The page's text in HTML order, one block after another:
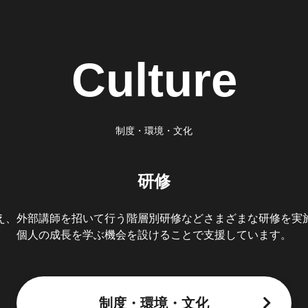
Culture
制度・環境・文化
研修
、外部講師を招いて行う階層別研修などさまざまな研修を実
個人の成長を学ぶ機会を設けることで支援しています。
制度・環境・文化